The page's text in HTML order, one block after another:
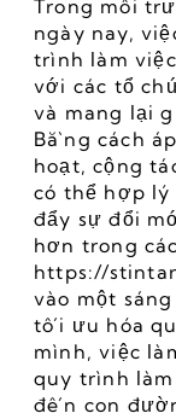
Trong môi
ngày nay,
trình làm
với các tổ
và mang lại
Bằng cách
hoạt, cộng
có thể hợp
đẩy sự đổi
hơn trong
https://
vào một
tối ưu hóa
mình, việc
quy trình
đến con